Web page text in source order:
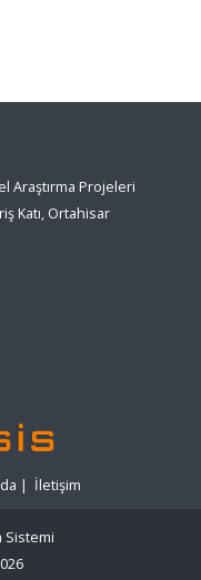
Araştırma Projeleri
Katı, Ortahisar
| İletişim
Sistemi